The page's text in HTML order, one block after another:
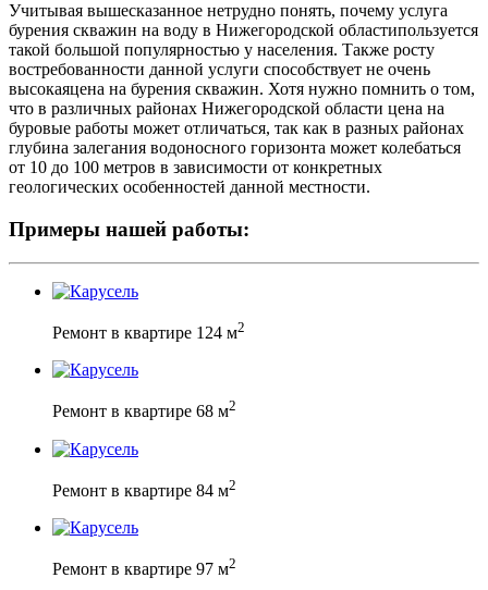
Учитывая вышесказанное нетрудно понять, почему услуга
бурения скважин на воду в Нижегородской областипользуется
такой большой популярностью у населения. Также росту
востребованности данной услуги способствует не очень
высокаяцена на бурения скважин. Хотя нужно помнить о том,
что в различных районах Нижегородской области цена на
буровые работы может отличаться, так как в разных районах
глубина залегания водоносного горизонта может колебаться
от 10 до 100 метров в зависимости от конкретных
геологических особенностей данной местности.
Примеры нашей работы:
Ремонт в квартире 124 м2
Ремонт в квартире 68 м2
Ремонт в квартире 84 м2
Ремонт в квартире 97 м2